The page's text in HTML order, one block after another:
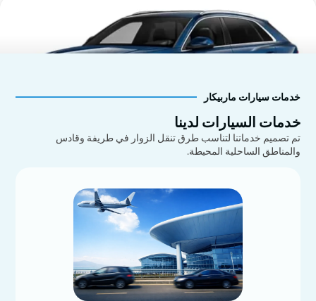
تحميل المزيد
خدمات سيارات ماربيكار
خدمات السيارات لدينا
تم تصميم خدماتنا لتناسب طرق تنقل الزوار في طريفة وقادس
والمناطق الساحلية المحيطة.